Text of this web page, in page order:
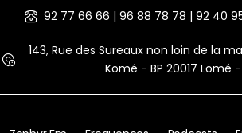
92 77 66 66 | 96 88 78 78 | 92 40
143, Rue des Sureaux non loin de la
Komé - BP 20017 Lomé